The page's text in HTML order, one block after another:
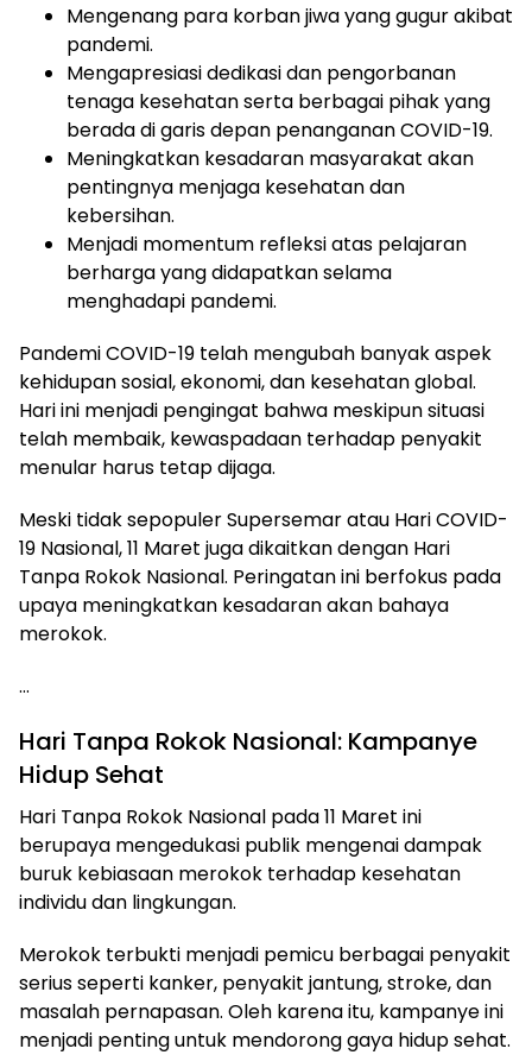
Mengenang para korban jiwa yang gugur akibat
pandemi.
Mengapresiasi dedikasi dan pengorbanan
tenaga kesehatan serta berbagai pihak yang
berada di garis depan penanganan COVID-19.
Meningkatkan kesadaran masyarakat akan
pentingnya menjaga kesehatan dan
kebersihan.
Menjadi momentum refleksi atas pelajaran
berharga yang didapatkan selama
menghadapi pandemi.
Pandemi COVID-19 telah mengubah banyak aspek
kehidupan sosial, ekonomi, dan kesehatan global.
Hari ini menjadi pengingat bahwa meskipun situasi
telah membaik, kewaspadaan terhadap penyakit
menular harus tetap dijaga.
Meski tidak sepopuler Supersemar atau Hari COVID-
19 Nasional, 11 Maret juga dikaitkan dengan Hari
Tanpa Rokok Nasional. Peringatan ini berfokus pada
upaya meningkatkan kesadaran akan bahaya
merokok.
…
Hari Tanpa Rokok Nasional: Kampanye
Hidup Sehat
Hari Tanpa Rokok Nasional pada 11 Maret ini
berupaya mengedukasi publik mengenai dampak
buruk kebiasaan merokok terhadap kesehatan
individu dan lingkungan.
Merokok terbukti menjadi pemicu berbagai penyakit
serius seperti kanker, penyakit jantung, stroke, dan
masalah pernapasan. Oleh karena itu, kampanye ini
menjadi penting untuk mendorong gaya hidup sehat.